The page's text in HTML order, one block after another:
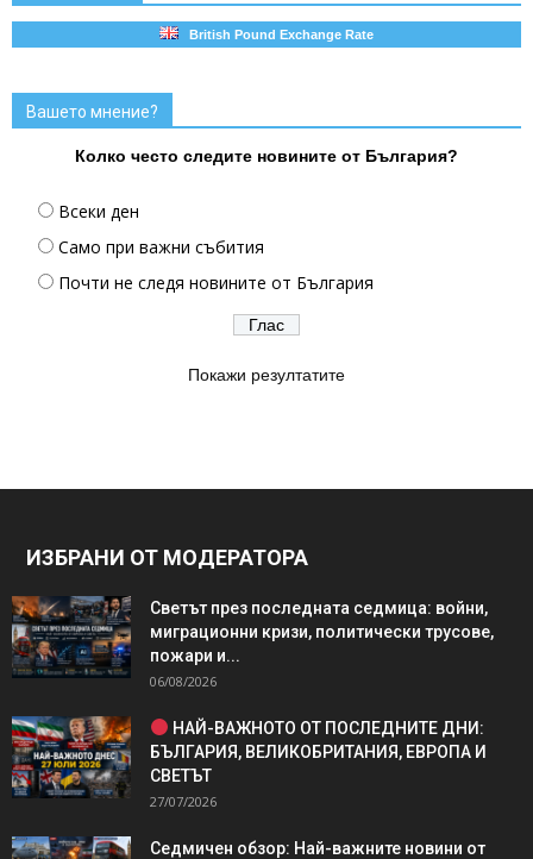
British Pound Exchange Rate
Вашето мнение?
Колко често следите новините от България?
Всеки ден
Само при важни събития
Почти не следя новините от България
Покажи резултатите
ИЗБРАНИ ОТ МОДЕРАТОРА
Светът през последната седмица: войни,
миграционни кризи, политически трусове,
пожари и...
06/08/2026
НАЙ-ВАЖНОТО ОТ ПОСЛЕДНИТЕ ДНИ:
БЪЛГАРИЯ, ВЕЛИКОБРИТАНИЯ, ЕВРОПА И
СВЕТЪТ
27/07/2026
Седмичен обзор: Най-важните новини от